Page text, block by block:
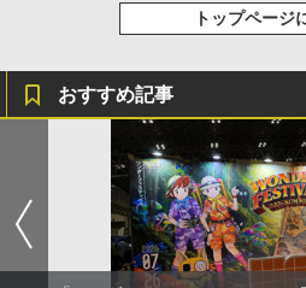
トップページ
おすすめ記事